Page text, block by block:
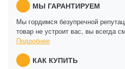
МЫ ГАРАНТИРУЕМ
Мы гордимся безупречной
товар не устроит вас, вы всегда
Подробнее
КАК КУПИТЬ